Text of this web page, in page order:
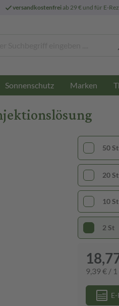
versandkostenfreiab 29 € und für E-
Sonnenschutz Marken
50 St
20 St
10 St
2 St
9,39 € / 1